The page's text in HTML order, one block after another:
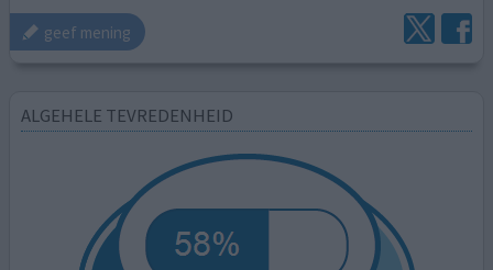
geef mening
ALGEHELE TEVREDENHEID